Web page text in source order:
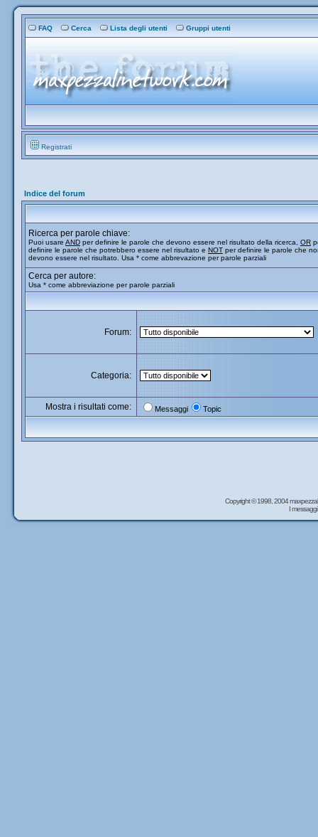
FAQ Cerca Lista degli utenti Gruppi utenti
Registrati
Indice del forum
Ricerca per parole chiave:
Puoi usare AND per definire le parole che devono essere nel risultato della ricerca, OR
definire le parole che potrebbero essere nel risultato e NOT per definire le parole che
devono essere nel risultato. Usa * come abbrevazione per parole parziali
Cerca per autore:
Usa * come abbreviazione per parole parziali
Forum:
Categoria:
Mostra i risultati come: Messaggi Topic
Copyright © 1998, 2004
I